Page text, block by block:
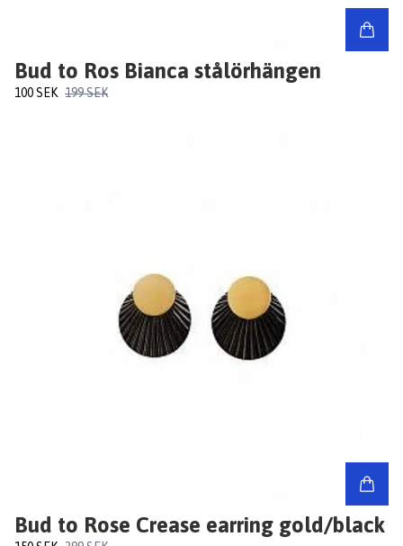
Bud to Ros Bianca stålörhängen
100 SEK 199 SEK
Bud to Rose Crease earring gold/black